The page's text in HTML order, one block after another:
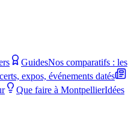
GuidesNos comparatifs : les
expos, événements datés
Que faire à MontpellierIdées